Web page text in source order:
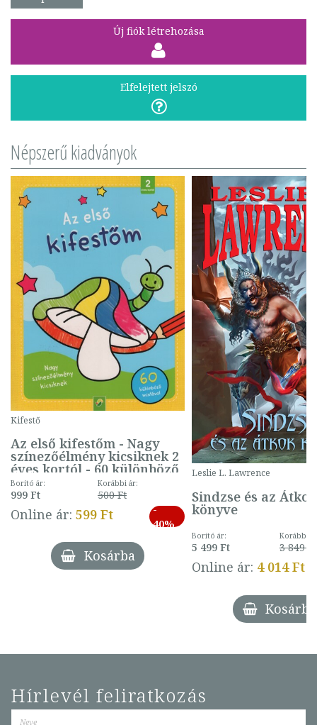
Új fiók létrehozása
Elfelejtett jelszó
Népszerű kiadványok
Kifestő
Az első kifestőm - Nagy
színezőélmény kicsiknek 2
éves kortól - 60 különböző
mintával (gombás)
Borító ár:
999 Ft
Korábbi ár:
500 Ft
Online ár: 599 Ft
-
40%
Kosárba
Leslie L. Lawrence
Sindzse és az Átkok
könyve
Borító ár:
5 499 Ft
Korábbi
3 849 Ft
Online ár: 4 014 Ft
Kosárba
Hírlevél feliratkozás